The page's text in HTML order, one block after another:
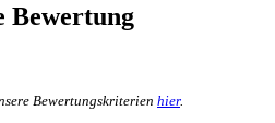
Bewertung
Bewertungskriterien hier.